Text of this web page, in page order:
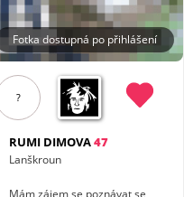
Fotka dostupná po přihlášení
?
RUMI DIMOVA47
Lanškroun
Mám zájem se poznávat se